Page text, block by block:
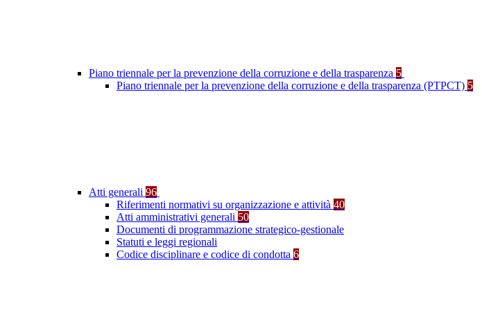
Piano triennale per la prevenzione della corruzione e della trasparenza 5
Piano triennale per la prevenzione della corruzione e della trasparenza (PTPCT) 5
Atti generali 96
Riferimenti normativi su organizzazione e attività 40
Atti amministrativi generali 50
Documenti di programmazione strategico-gestionale
Statuti e leggi regionali
Codice disciplinare e codice di condotta 6